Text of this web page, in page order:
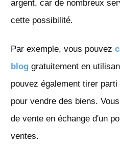
argent, car de nombreux
cette possibilité.
Par exemple, vous pouvez
blog gratuitement en
pouvez également tirer
pour vendre des biens.
de vente en échange d'un
ventes.